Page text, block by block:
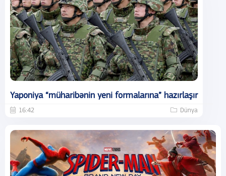
Yaponiya “müharibənin yeni formalarına” hazırlaşır
16:42 Dünya